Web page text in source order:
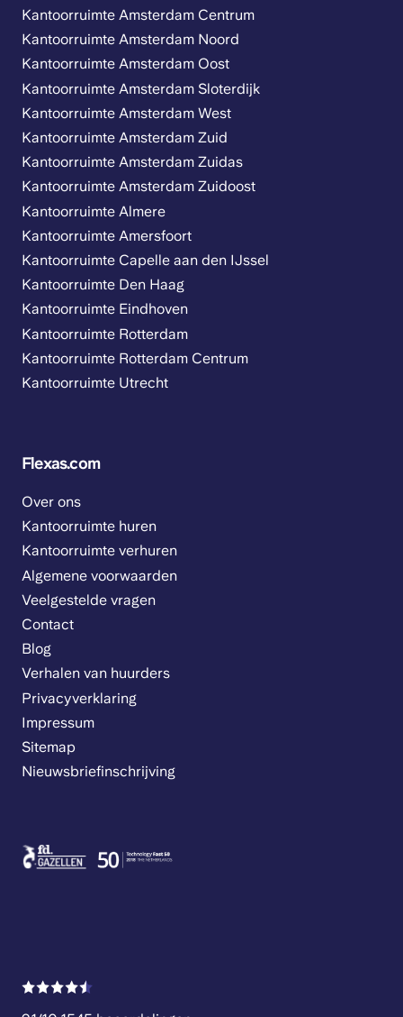
Kantoorruimte Amsterdam Centrum
Kantoorruimte Amsterdam Noord
Kantoorruimte Amsterdam Oost
Kantoorruimte Amsterdam Sloterdijk
Kantoorruimte Amsterdam West
Kantoorruimte Amsterdam Zuid
Kantoorruimte Amsterdam Zuidas
Kantoorruimte Amsterdam Zuidoost
Kantoorruimte Almere
Kantoorruimte Amersfoort
Kantoorruimte Capelle aan den IJssel
Kantoorruimte Den Haag
Kantoorruimte Eindhoven
Kantoorruimte Rotterdam
Kantoorruimte Rotterdam Centrum
Kantoorruimte Utrecht
Flexas.com
Over ons
Kantoorruimte huren
Kantoorruimte verhuren
Algemene voorwaarden
Veelgestelde vragen
Contact
Blog
Verhalen van huurders
Privacyverklaring
Impressum
Sitemap
Nieuwsbriefinschrijving